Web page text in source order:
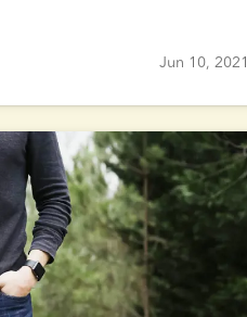
langem Überlegen – der
Samenspender, damit die
kann.
Jun 10, 2021